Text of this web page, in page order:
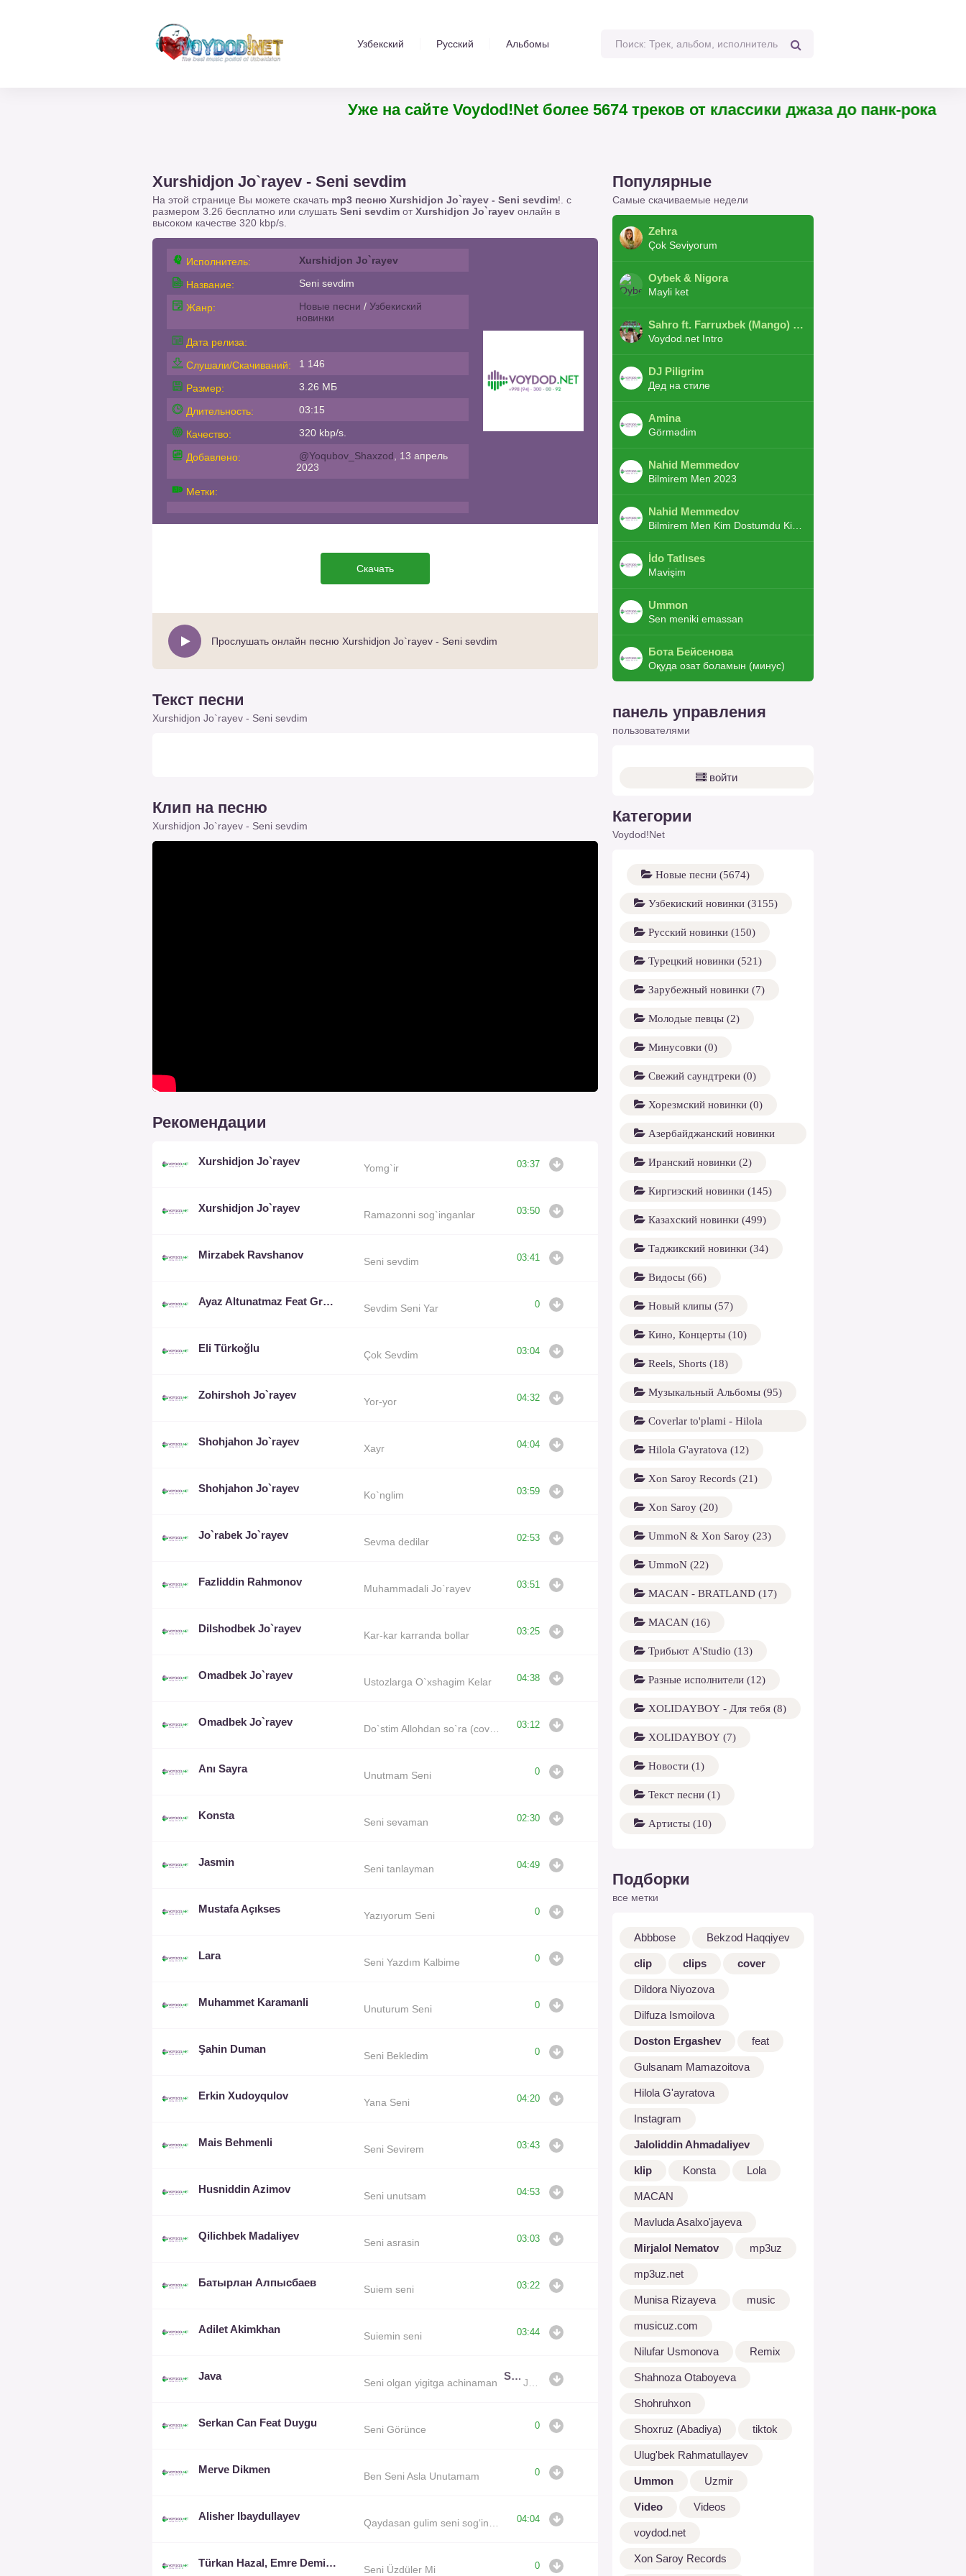
Узбекский Русский Альбомы
Уже на сайте Voydod!Net более 5674 треков от классики джаза до панк-рока
Xurshidjon Jo`rayev - Seni sevdim
На этой странице Вы можете скачать mp3 песню Xurshidjon Jo`rayev - Seni sevdim!. с
размером 3.26 бесплатно или слушать Seni sevdim отXurshidjon Jo`rayev онлайн в
высоком качестве 320 kbp/s.
Исполнитель: Xurshidjon Jo`rayev
Название: Seni sevdim
Жанр: Новые песни / Узбекиский
новинки
Дата релиза:
Слушали/Скачиваний:
1 146
Размер: 3.26 МБ
Длительность: 03:15
Качество: 320 kbp/s.
Добавлено: @Yoqubov_Shaxzod , 13 апрель
2023
Метки:
Скачать
Прослушать онлайн песню Xurshidjon Jo`rayev - Seni sevdim
Текст песни
Xurshidjon Jo`rayev - Seni sevdim
Клип на песню
Xurshidjon Jo`rayev - Seni sevdim
Рекомендации
Xurshidjon Jo`rayev
Yomg`ir 03:37
Xurshidjon Jo`rayev
Ramazonni sog`inganlar 03:50
Mirzabek Ravshanov
Seni sevdim 03:41
Ayaz Altunatmaz Feat Grup Piro
Sevdim Seni Yar 0
Eli Türkoğlu
Çok Sevdim 03:04
Zohirshoh Jo`rayev
Yor-yor 04:32
Shohjahon Jo`rayev
Xayr 04:04
Shohjahon Jo`rayev
Ko`nglim 03:59
Jo`rabek Jo`rayev
Sevma dedilar 02:53
Fazliddin Rahmonov
Muhammadali Jo`rayev 03:51
Dilshodbek Jo`rayev
Kar-kar karranda bollar 03:25
Omadbek Jo`rayev
Ustozlarga O`xshagim Kelar 04:38
Omadbek Jo`rayev
Do`stim Allohdan so`ra (cover Mo’minjon Ablikim) 03:12
Anı Sayra
Unutmam Seni 0
Konsta
Seni sevaman 02:30
Jasmin
Seni tanlayman 04:49
Mustafa Açıkses
Yazıyorum Seni 0
Lara
Seni Yazdım Kalbime 0
Muhammet Karamanli
Unuturum Seni 0
Şahin Duman
Seni Bekledim 0
Erkin Xudoyqulov
Yana Seni 04:20
Mais Behmenli
Seni Sevirem 03:43
Husniddin Azimov
Seni unutsam 04:53
Qilichbek Madaliyev
Seni asrasin 03:03
Батырлан Алпысбаев
Suiem seni 03:22
Adilet Akimkhan
Suiemin seni 03:44
Java
Seni olgan yigitga achinaman
Seni olgan yigitga achinaman
Serkan Can Feat Duygu
Seni Görünce 0
Merve Dikmen
Ben Seni Asla Unutamam 0
Alisher Ibaydullayev 04:04
Türkan Hazal, Emre Demirkıran
Seni Üzdüler Mi 0
Популярные
Самые скачиваемые недели
Zehra
Çok Seviyorum
Oybek & Nigora
Mayli ket
Sahro ft. Farruxbek (Mango) ft. Shaxboz ft. Navruz and Zarba ft. DJ.JoHa
Voydod.net Intro
DJ Piligrim
Дед на стиле
Amina
Görmədim
Nahid Memmedov
Bilmirem Men 2023
Nahid Memmedov
İdo Tatlıses
Mavişim
Ummon
Sen meniki emassan
Бота Бейсенова
Оқуда озат боламын (минус)
панель управления
пользователями
войти
Категории
Voydod!Net
Новые песни (5674)
Узбекиский новинки (3155)
Русский новинки (150)
Турецкий новинки (521)
Зарубежный новинки (7)
Молодые певцы (2)
Минусовки (0)
Свежий саундтреки (0)
Хорезмский новинки (0)
Азербайджанский новинки
(1158)
Иранский новинки (2)
Киргизский новинки (145)
Казахский новинки (499)
Таджикский новинки (34)
Видосы (66)
Новый клипы (57)
Кино, Концерты (10)
Reels, Shorts (18)
Музыкальный Альбомы (95)
Coverlar to'plami - Hilola
G'ayratova (13)
Hilola G'ayratova (12)
Xon Saroy Records (21)
Xon Saroy (20)
UmmoN & Xon Saroy (23)
UmmoN (22)
MACAN - BRATLAND (17)
MACAN (16)
Трибьют A'Studio (13)
Разные исполнители (12)
XOLIDAYBOY - Для тебя (8)
XOLIDAYBOY (7)
Новости (1)
Текст песни (1)
Артисты (10)
Подборки
все метки
Abbbose Bekzod Haqqiyev
clip clips cover
Dildora Niyozova
Dilfuza Ismoilova
Doston Ergashev feat
Gulsanam Mamazoitova
Hilola G'ayratova
Instagram
Jaloliddin Ahmadaliyev
klip Konsta Lola
MACAN
Mavluda Asalxo'jayeva
Mirjalol Nematov mp3uz
mp3uz.net
Munisa Rizayeva music
musicuz.com
Nilufar Usmonova Remix
Shahnoza Otaboyeva
Shohruhxon
Shoxruz (Abadiya) tiktok
Ulug'bek Rahmatullayev
Ummon Uzmir
Video Videos
voydod.net
Xon Saroy Records